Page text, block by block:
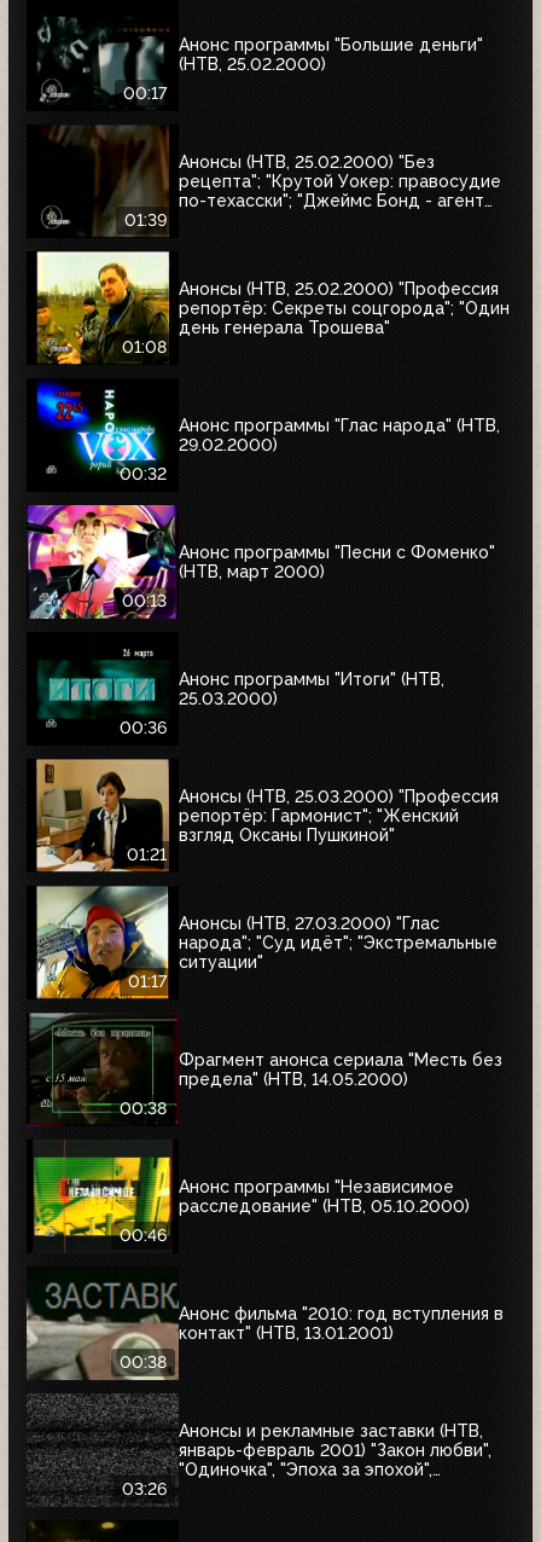
00:17
Анонс программы "Большие деньги"
(НТВ, 25.02.2000)
01:39
Анонсы (НТВ, 25.02.2000) "Без
рецепта"; "Крутой Уокер: правосудие
по-техасски"; "Джеймс Бонд - агент
01:08
Анонсы (НТВ, 25.02.2000) "Профессия
репортёр: Секреты соцгорода"; "Один
день генерала Трошева"
00:32
Анонс программы "Глас народа" (НТВ,
29.02.2000)
00:13
Анонс программы "Песни с Фоменко"
(НТВ, март 2000)
00:36
Анонс программы "Итоги" (НТВ,
25.03.2000)
01:21
Анонсы (НТВ, 25.03.2000) "Профессия
репортёр: Гармонист"; "Женский
взгляд Оксаны Пушкиной"
01:17
Анонсы (НТВ, 27.03.2000) "Глас
народа"; "Суд идёт"; "Экстремальные
ситуации"
00:38
Фрагмент анонса сериала "Месть без
предела" (НТВ, 14.05.2000)
00:46
Анонс программы "Независимое
расследование" (НТВ, 05.10.2000)
00:38
Анонс фильма "2010: год вступления в
контакт" (НТВ, 13.01.2001)
03:26
Анонсы и рекламные заставки (НТВ,
январь-февраль 2001) "Закон любви",
"Одиночка", "Эпоха за эпохой",